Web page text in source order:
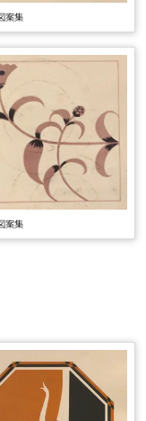
案集
案集